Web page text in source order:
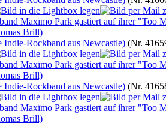
Rockband aus Newcastle) (Nr.
Rockband aus Newcastle) (Nr.